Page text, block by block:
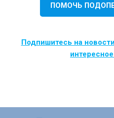
ПОМОЧЬ
Подпишитесь на